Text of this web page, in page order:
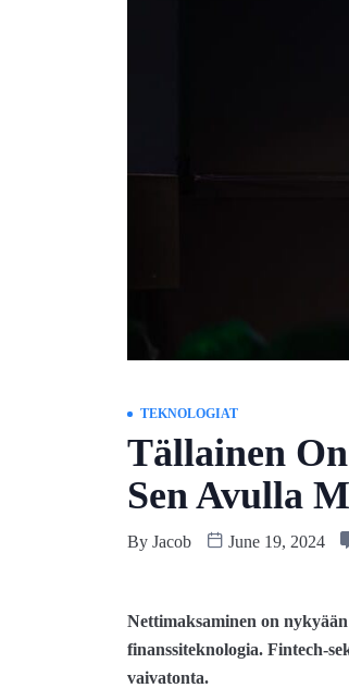
TEKNOLOGIAT
Tällainen
Sen Avulla
By Jacob June 19, 2024
Nettimaksaminen on
finanssiteknologia. Fintech-
vaivatonta.